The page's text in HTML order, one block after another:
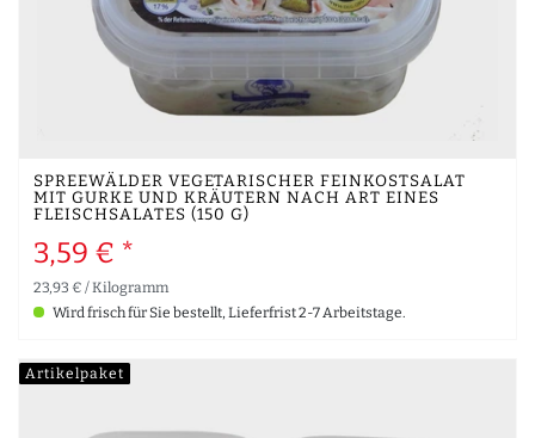
SPREEWÄLDER VEGETARISCHER FEINKOSTSALAT
MIT GURKE UND KRÄUTERN NACH ART EINES
FLEISCHSALATES (150 G)
3,59 € *
23,93 € / Kilogramm
Wird frisch für Sie bestellt, Lieferfrist 2-7 Arbeitstage.
Artikelpaket